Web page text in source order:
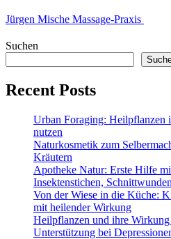
Jürgen Mische Massage-Praxis
Suchen
Recent Posts
Urban Foraging: Heilpflanzen
nutzen
Naturkosmetik zum
Kräutern
Apotheke Natur: Erste Hilfe
Insektenstichen,
Von der Wiese in die Küche:
mit heilender Wirkung
Heilpflanzen und ihre
Unterstützung bei